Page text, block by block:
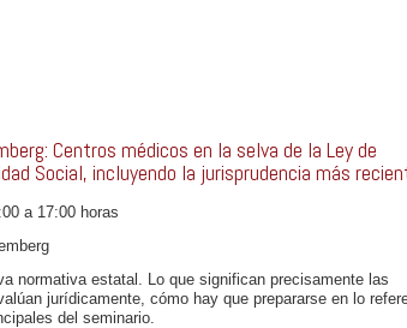
Centros médicos en la selva de la Ley de
Social, incluyendo la jurisprudencia más
a 17:00 horas
normativa estatal. Lo que significan precisamente las
jurídicamente, cómo hay que prepararse en lo
del seminario.